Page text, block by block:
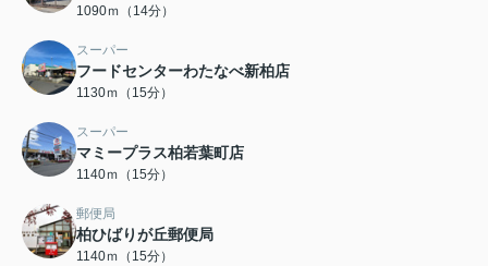
1090ｍ（14分）
スーパー
フードセンターわたなべ新柏店
1130ｍ（15分）
スーパー
マミープラス柏若葉町店
1140ｍ（15分）
郵便局
柏ひばりが丘郵便局
1140ｍ（15分）